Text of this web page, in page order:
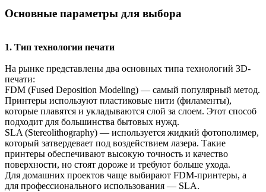
Основные параметры для выбора
1. Тип технологии печати
На рынке представлены два основных типа технологий 3D-
печати:
FDM (Fused Deposition Modeling) — самый популярный метод.
Принтеры используют пластиковые нити (филаменты),
которые плавятся и укладываются слой за слоем. Этот способ
подходит для большинства бытовых нужд.
SLA (Stereolithography) — используется жидкий фотополимер,
который затвердевает под воздействием лазера. Такие
принтеры обеспечивают высокую точность и качество
поверхности, но стоят дороже и требуют больше ухода.
Для домашних проектов чаще выбирают FDM-принтеры, а
для профессионального использования — SLA.